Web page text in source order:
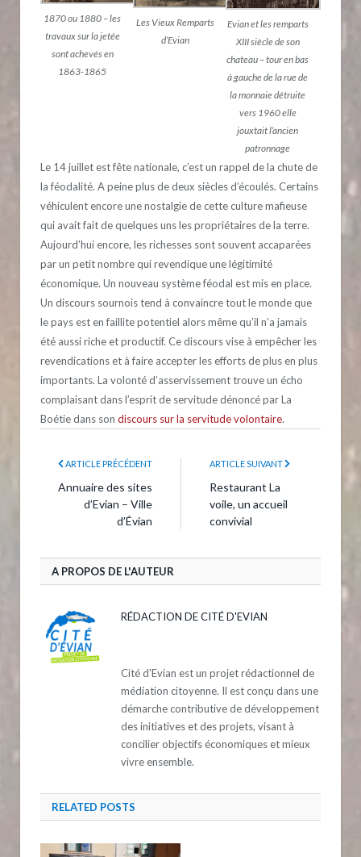
1870 ou 1880 – les
travaux sur la jetée
sont achevés en
1863-1865
Les Vieux Remparts
d’Evian
Evian et les remparts
XIII siècle de son
chateau – tour en bas
à gauche de la rue de
la monnaie détruite
vers 1960 elle
jouxtait l’ancien
patronnage
Le 14 juillet est fête nationale, c’est un rappel de la chute de
la féodalité. A peine plus de deux siècles d’écoulés. Certains
véhiculent encore une nostalgie de cette culture mafieuse
qui avait fait de quelques uns les propriétaires de la terre.
Aujourd’hui encore, les richesses sont souvent accaparées
par un petit nombre qui revendique une légitimité
économique. Un nouveau système féodal est mis en place.
Un discours sournois tend à convaincre tout le monde que
le pays est en faillite potentiel alors même qu’il n’a jamais
été aussi riche et productif. Ce discours vise à empêcher les
revendications et à faire accepter les efforts de plus en plus
importants. La volonté d’asservissement trouve un écho
complaisant dans l’esprit de servitude dénoncé par La
Boétie dans son discours sur la servitude volontaire.
ARTICLE PRÉCÉDENT
Annuaire des sites
d’Evian – Ville
d’Évian
ARTICLE SUIVANT
Restaurant La
voile, un accueil
convivial
A PROPOS DE L'AUTEUR
RÉDACTION DE CITÉ D'EVIAN
Cité d'Evian est un projet rédactionnel de
médiation citoyenne. Il est conçu dans une
démarche contributive de développement
des initiatives et des projets, visant à
concilier objectifs économiques et mieux
vivre ensemble.
RELATED POSTS